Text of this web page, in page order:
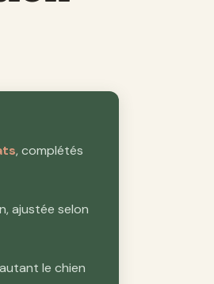
, complétés
ajustée selon
le chien